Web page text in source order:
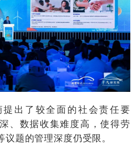
出了较全面的社会责任要
、数据收集难度高，使得劳
题的管理深度仍受限。